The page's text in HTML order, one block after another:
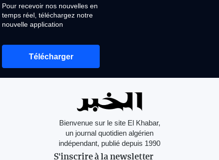
Pour recevoir nos nouvelles en
temps réel, téléchargez notre
nouvelle application
Télécharger
Bienvenue sur le site El Khabar,
un journal quotidien algérien
indépendant, publié depuis 1990
S'inscrire à la newsletter